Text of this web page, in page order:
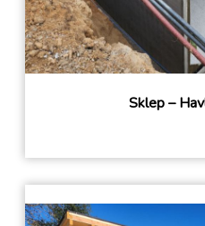
Sklep –